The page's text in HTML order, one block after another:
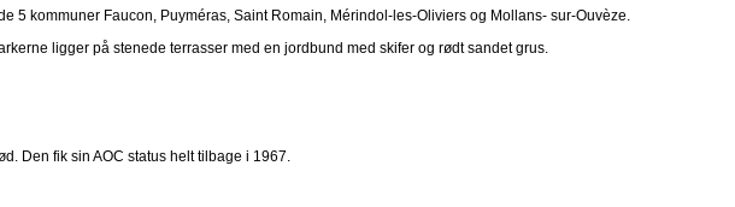
kommuner Faucon, Puyméras, Saint Romain, Mérindol-les-Oliviers og Mollans- sur-Ouvèze.
ligger på stenede terrasser med en jordbund med skifer og rødt sandet grus.
Den fik sin AOC status helt tilbage i 1967.